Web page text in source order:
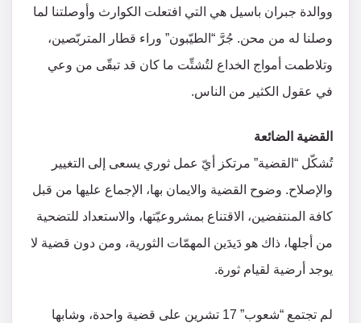
ووالدة جبران باسيل هي التي افتعلت الكوارث وأوصلتنا لما
وصلنا له من محن. جُرَّ “الطيّبون” وراء قطار المتربّصين،
وتلاطمت أمواج الخداع لتُشتِّت ما كان قد تبقّى من وعي
في عقول الكثير من الناس.
القضية الضائعة
تُشكّل “القضية” مرتكز أيّ عمل ثوري يسعى إلى التغيير
والإصلاح. وضوح القضية والايمان بها، الإجماع عليها من قبل
كافة المنتفضين، الاقتناع بمشروعيّتها، والاستعداد للتضحية
من أجلها، ذاك هو دَيدَين المهمّات الثورية، ومن دون قضية لا
يوجد أرضية لقيام ثورة.
لم تجتمع “شعوب” 17 تشرين على قضية واحدة، وشابها